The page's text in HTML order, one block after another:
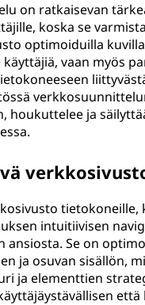
on ratkaisevan
koska se
optimoiduilla
vaan myös
houkuttelee ja
intuitiivisen
ansiosta. Se on
ja osuvan sisällön,
ja elementtien